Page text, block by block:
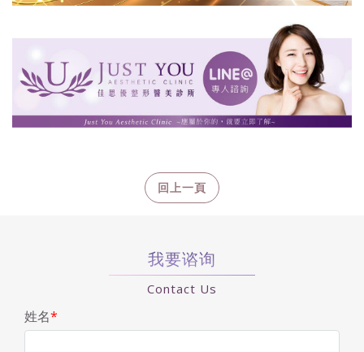
我要谘询
Contact Us
姓名*